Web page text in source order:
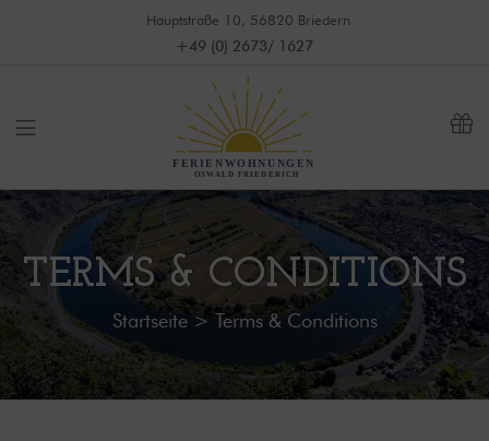
Hauptstraße 10, 56820 Briedern
+49 (0) 2673/ 1627
TERMS & CONDITIONS
Startseite> Terms & Conditions